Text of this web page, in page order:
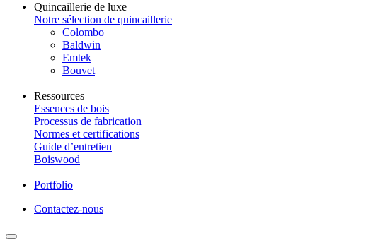
Quincaillerie de luxe
Notre sélection de quincaillerie
Colombo
Baldwin
Emtek
Bouvet
Ressources
Essences de bois
Processus de fabrication
Normes et certifications
Guide d’entretien
Boiswood
Portfolio
Contactez-nous